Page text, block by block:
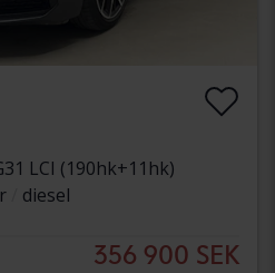
LCI (190hk+11hk)
diesel
356 900 SEK